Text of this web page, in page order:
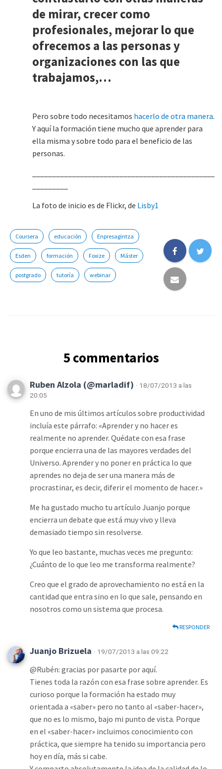
de mirar, crecer como
profesionales, mejorar lo que
ofrecemos a las personas y
organizaciones con las que
trabajamos,…
Pero sobre todo necesitamos hacerlo de otra manera.
Y aquí la formación tiene mucho que aprender para
ella misma y sobre todo para el beneficio de las
personas.
La foto de inicio es de Flickr, de Lisby1
Coursera educación Enpresagintza
Esden formación Foxize Máster
postgrado tutoría webinar
5 commentarios
Ruben Alzola (@marladif) · 18/07/2013 a las
20:05
En uno de mis últimos artículos sobre productividad
incluía este párrafo: «Aprender y no hacer es
realmente no aprender. Quédate con esa frase
porque encierra una de las mayores verdades del
Universo. Aprender y no poner en práctica lo que
aprendes no deja de ser una manera más de
procrastinar, es decir, diferir el momento de hacer.»
Me ha gustado mucho tu artículo Juanjo porque
encierra un debate que está muy vivo y lleva
demasiado tiempo sin resolverse.
Yo que leo bastante, muchas veces me pregunto:
¿Cuánto de lo que leo me transforma realmente?
Creo que el grado de aprovechamiento no está en la
cantidad que entra sino en lo que sale, pensando en
nosotros como un sistema que procesa.
RESPONDER
Juanjo Brizuela · 19/07/2013 a las 09:22
@Rubén: gracias por pasarte por aquí.
Tienes toda la razón con esa frase sobre aprender. Es
curioso porque la formación ha estado muy
orientada a «saber» pero no tanto al «saber-hacer»,
que no es lo mismo, bajo mi punto de vista. Porque
en el «saber-hacer» incluimos conocimiento con
práctica, que siempre ha tenido su importancia pero
hoy en día, más si cabe.